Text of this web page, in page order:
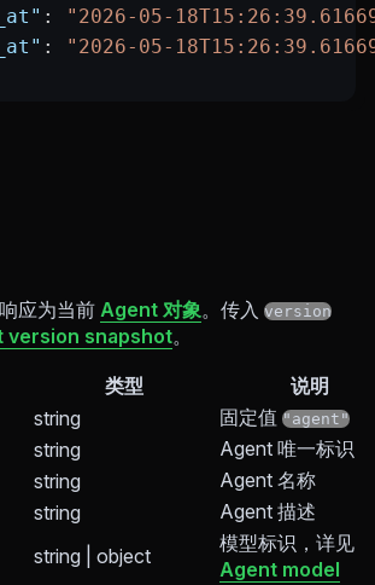
:
"2026-05-
:
"2026-05-
应为当前Agent 对象。传入 version
version snapshot。
类型 说明
string 固定值 "agent"
string Agent 唯一标识
string Agent 名称
string Agent 描述
string | object
模型标识，详见
Agent model